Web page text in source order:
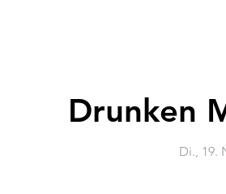
Drunken
Di., 19.